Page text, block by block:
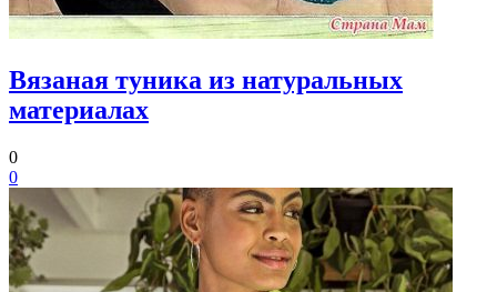
Вязаная туника из натуральных
материалах
0
0